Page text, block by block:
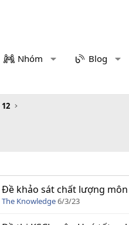
Nhóm Blog
Đề khảo sát chất lượng môn
The Knowledge6/3/23